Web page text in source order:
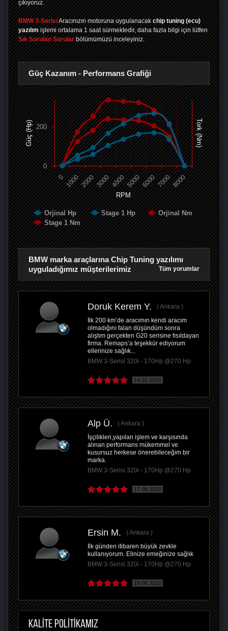
çıkıyoruz.
BMW 3-SerisiAracınızın motoruna uygulanacak chip tuning (ecu)
yazılım işlemi ortalama 1 saat sürmektedir, daha fazla bilgi için lütfen
Sık Sorulan Sorular bölümümüzü inceleyiniz.
Güç Kazanım - Performans Grafiği
RPM
Güç (Hp) Tork (Nm)
Orjinal Hp Stage 1 Hp
Orjinal Nm
Stage 1 Nm
0 100020003000 40005000600070008000
0
200
BMW marka araçlarına Chip Tuning yazılımı
uyguladığımız müşterilerimiz
Tüm yorumlar
Doruk Kerem Y.
Ankara
İlk 200 km’de aracımın kendi aracım
olmadığını falan düşündüm sonra
alıştım gerçekten G20 serisine fısıldayan
firma. Remaps’a teşekkür ediyorum
ellerinize sağlık...
BMW 3-Serisi 320i - 170Hp @270 Hp
14.02.2020
Alp Ü.
Ankara
İşçilikleri,yapılan işlem ve karşısında
alınan performans mükemmel ve
kusursuz herkese önerebileceğim bir
marka.
BMW 3-Serisi 320i - 170Hp @270 Hp
17.08.2020
Ersin M.
Ankara
İlk günden itibaren büyük zevkle
kullanıyorum. Elinize emeğinize sağlık
BMW 3-Serisi 320i - 170Hp @270 Hp
19.08.2020
KALİTE POLİTİKAMIZ